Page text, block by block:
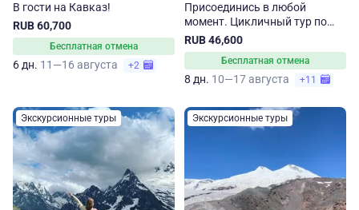
В гости на Кавказ!
RUB 60,700
Бесплатная отмена
6 дн. 11—16 августа +2
Присоединись в любой
момент. Цикличный тур по
Кавказу
RUB 46,600
Бесплатная отмена
8 дн. 10—17 августа +11
Экскурсионные туры Экскурсионные туры